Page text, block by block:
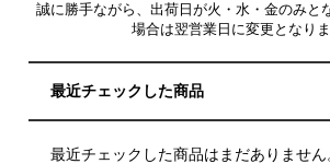
誠に勝手ながら、出荷日が火・水・金のみ
場合は翌営業日に変更となりま
最近チェックした商品
最近チェックした商品はまだありません